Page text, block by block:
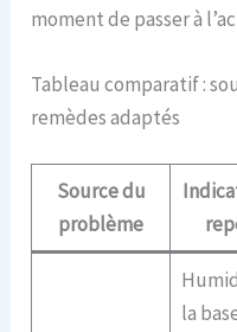
moment de passer à
Tableau comparatif :
remèdes adaptés
Source du
problème
la